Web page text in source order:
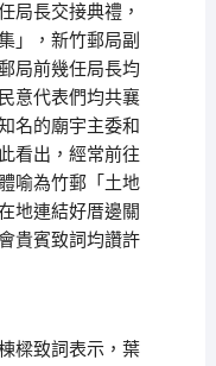
局長交接典禮，
」，新竹郵局副
局前幾任局長均
意代表們均共襄
名的廟宇主委和
看出，經常前往
喻為竹郵「土地
地連結好厝邊關
貴賓致詞均讚許
樑致詞表示，葉